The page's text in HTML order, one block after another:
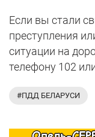
Если вы стали
преступления
ситуации на
телефону 102
#ПДД БЕЛАРУСИ